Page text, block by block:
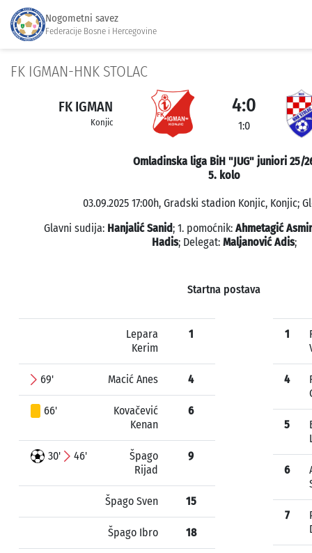
Nogometni savez
Federacije Bosne i Hercegovine
FK IGMAN-HNK STOLAC
FK IGMAN
Konjic
4:0
1:0
Omladinska liga BiH "JUG" juniori 25/
5. kolo
03.09.2025 17:00h, Gradski stadion Konjic, Konjic;
Glavni sudija: Hanjalić Sanid; 1. pomoćnik: Ahmetagić Asmir
Hadis; Delegat: Maljanović Adis;
Startna postava
Lepara
Kerim
1
69' Macić Anes 4
66'
Kovačević
Kenan
6
30' 46'
Špago
Rijad
9
Špago Sven 15
Špago Ibro 18
1
4
5
6
7